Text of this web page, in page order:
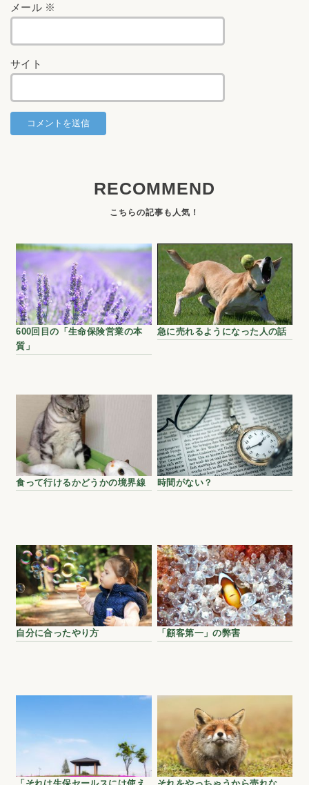
メール ※
サイト
RECOMMEND
600回目の「生命保険営業の本
質」
急に売れるようになった人の話
食って行けるかどうかの境界線 時間がない？
自分に合ったやり方 「顧客第一」の弊害